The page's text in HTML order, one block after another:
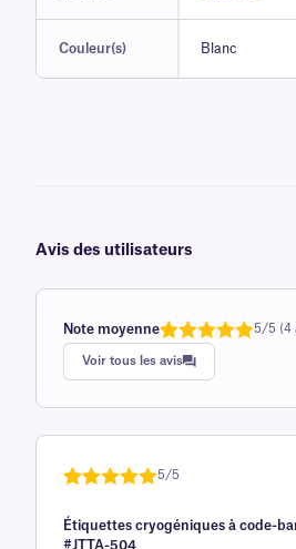
Couleur(s) Blanc
Avis des utilisateurs
Note moyenne
Note
sur 5
basée sur
1
avis client
5/5 (4
Voir tous les avis
5 sur la
5/5
Étiquettes cryogéniques à code-
#JTTA-504